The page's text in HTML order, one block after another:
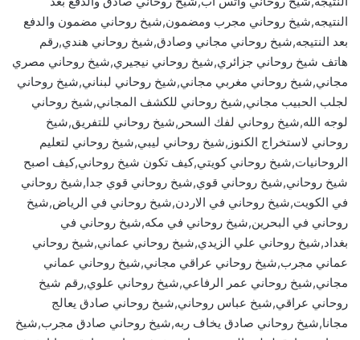
النتيجه,شيخ روحاني مجرب ومضمون,شيخ روحاني مضمون والدفع
بعد النتيجه,شيخ روحاني مجاني وصادق,شيخ روحاني هندي,رقم
هاتف شيخ روحاني جزائري,شيخ روحاني نيجيري,شيخ روحاني مصري
مجاني,شيخ روحاني مغربي مجاني,شيخ روحاني لبناني,شيخ روحاني
لجلب الحبيب مجاني,شيخ روحاني للكشف المجاني,شيخ روحاني
لوجه الله,شيخ روحاني لفك السحر,شيخ روحاني للتفريق,شيخ
روحاني لاستخراج الكنوز,شيخ روحاني ليبي,شيخ روحاني لتعليم
الروحانيات,شيخ روحاني كويتي,كيف تكون شيخ روحاني,كيف اصبح
شيخ روحاني,شيخ روحاني قوي,شيخ روحاني قوي جدا,شيخ روحاني
في الكويت,شيخ روحاني في الاردن,شيخ روحاني في الرياض,شيخ
روحاني في البحرين,شيخ روحاني في مكه,شيخ روحاني في
بغداد,شيخ روحاني علي الزيدي,شيخ روحاني عماني,شيخ روحاني
عماني مجرب,شيخ روحاني عراقي مجاني,شيخ روحاني عماني
مجاني,شيخ روحاني عمر الرفاعي,شيخ روحاني علوي,رقم شيخ
روحاني عراقي,شيخ عباس روحاني,شيخ روحاني صادق يعالج
مجانا,شيخ روحاني صادق يخاف ربه,شيخ روحاني صادق مجرب,شيخ